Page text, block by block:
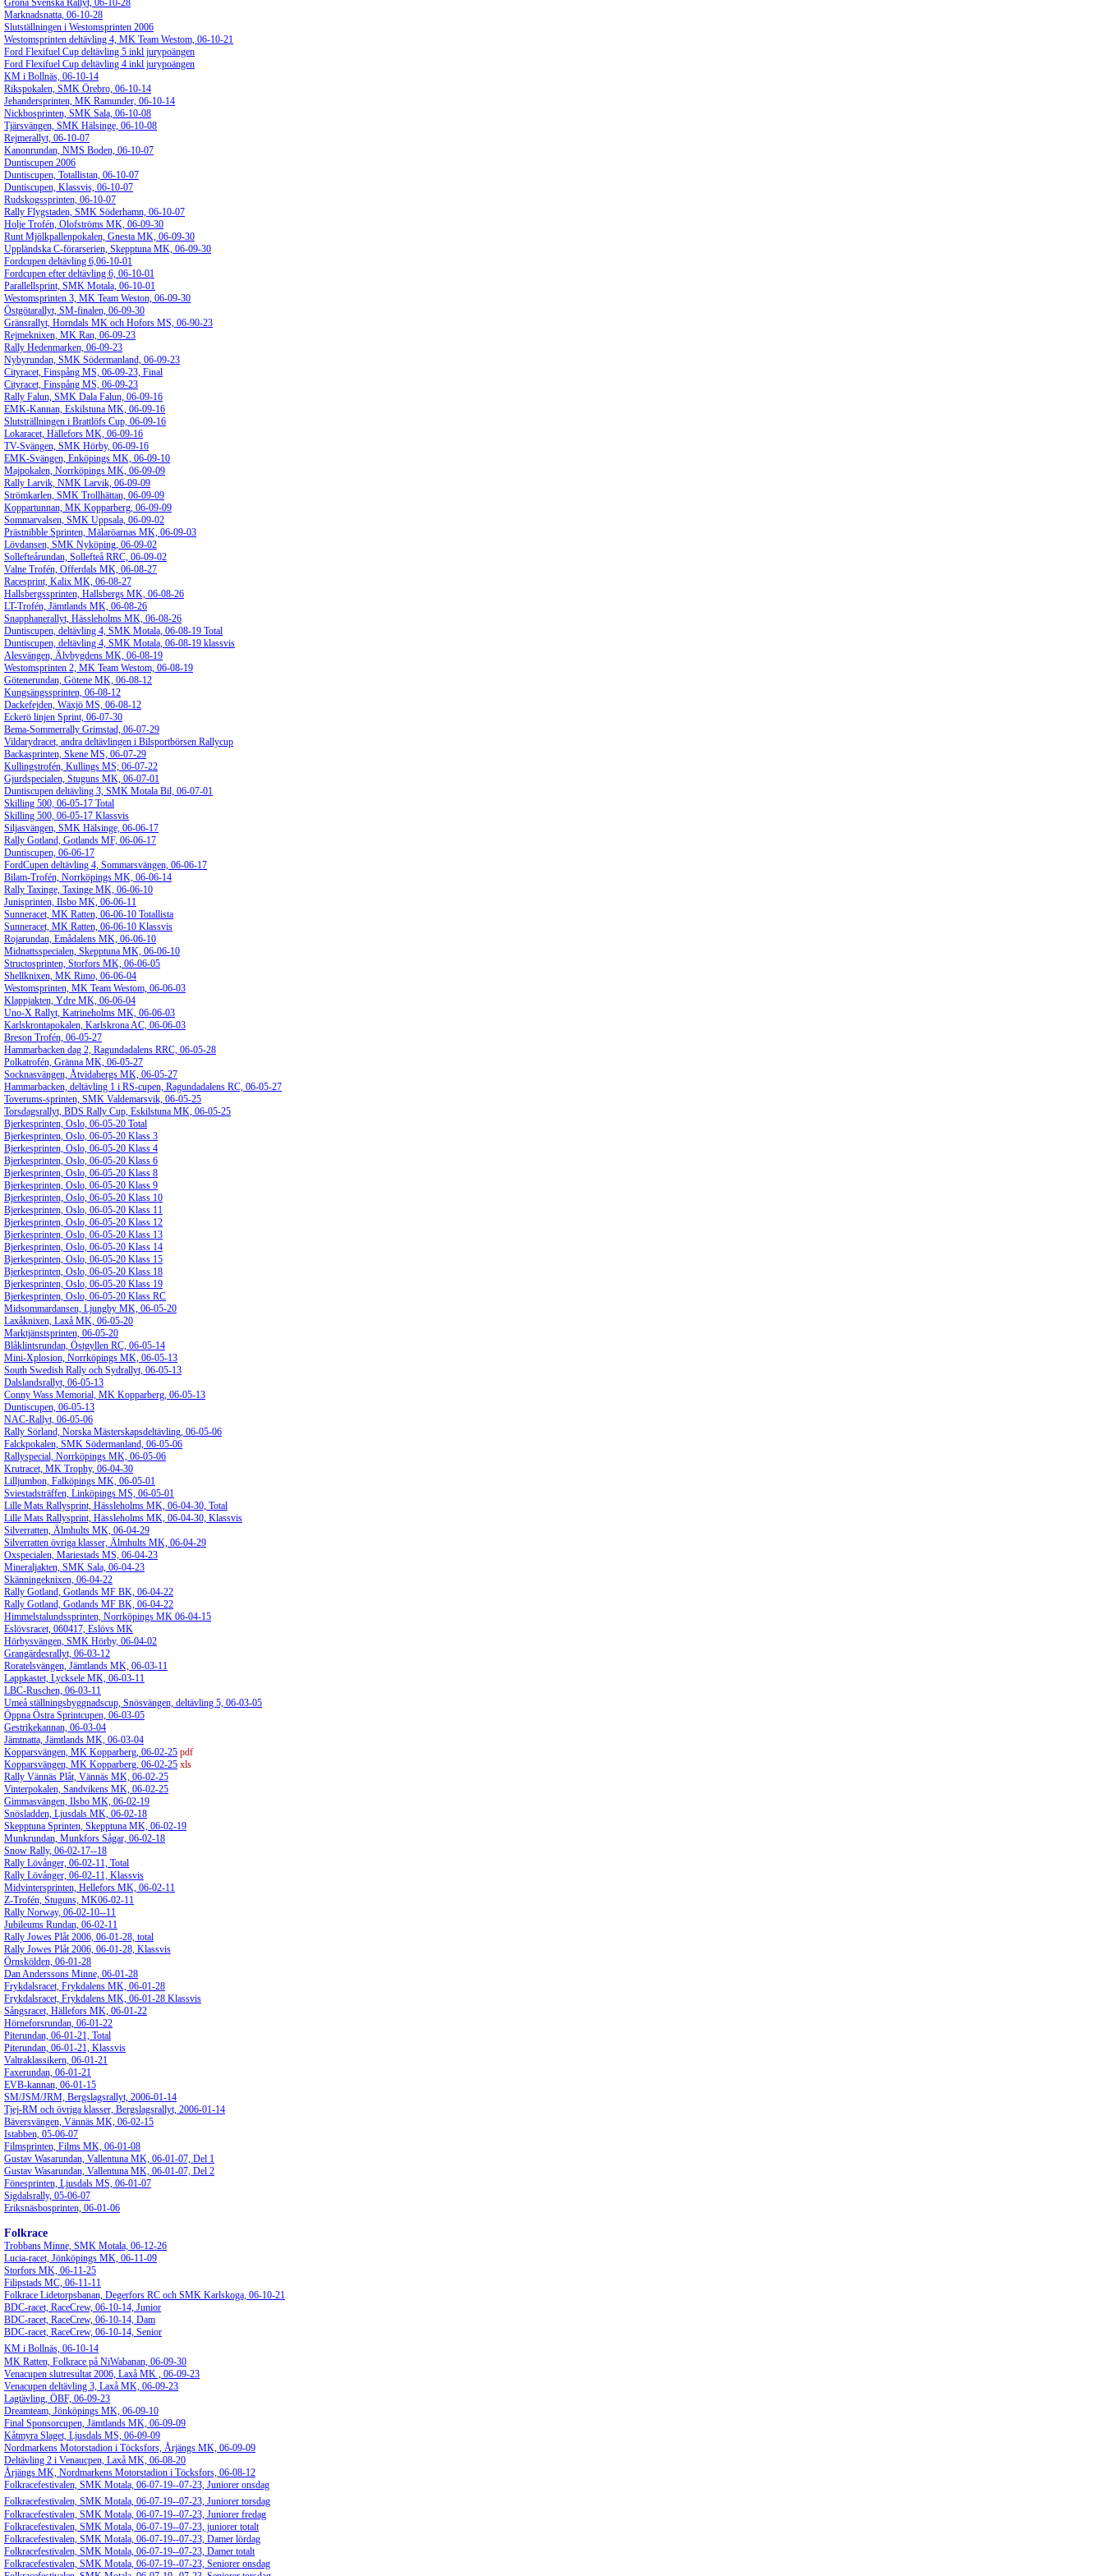
Gröna Svenska Rallyt, 06-10-28
Marknadsnatta, 06-10-28
Slutställningen i Westomsprinten 2006
Westomsprinten deltävling 4, MK Team Westom, 06-10-21
Ford Flexifuel Cup deltävling 5 inkl jurypoängen
Ford Flexifuel Cup deltävling 4 inkl jurypoängen
KM i Bollnäs, 06-10-14
Rikspokalen, SMK Örebro, 06-10-14
Jehandersprinten, MK Ramunder, 06-10-14
Nickbosprinten, SMK Sala, 06-10-08
Tjärsvängen, SMK Hälsinge, 06-10-08
Rejmerallyt, 06-10-07
Kanonrundan, NMS Boden, 06-10-07
Duntiscupen 2006
Duntiscupen, Totallistan, 06-10-07
Duntiscupen, Klassvis, 06-10-07
Rudskogssprinten, 06-10-07
Rally Flygstaden, SMK Söderhamn, 06-10-07
Holje Trofén, Olofströms MK, 06-09-30
Runt Mjölkpallenpokalen, Gnesta MK, 06-09-30
Uppländska C-förarserien, Skepptuna MK, 06-09-30
Fordcupen deltävling 6,06-10-01
Fordcupen efter deltävling 6, 06-10-01
Parallellsprint, SMK Motala, 06-10-01
Westomsprinten 3, MK Team Weston, 06-09-30
Östgötarallyt, SM-finalen, 06-09-30
Gränsrallyt, Horndals MK och Hofors MS, 06-90-23
Rejmeknixen, MK Ran, 06-09-23
Rally Hedenmarken, 06-09-23
Nybyrundan, SMK Södermanland, 06-09-23
Cityracet, Finspång MS, 06-09-23, Final
Cityracet, Finspång MS, 06-09-23
Rally Falun, SMK Dala Falun, 06-09-16
EMK-Kannan, Eskilstuna MK, 06-09-16
Slutsträllningen i Brattlöfs Cup, 06-09-16
Lokaracet, Hällefors MK, 06-09-16
TV-Svängen, SMK Hörby, 06-09-16
EMK-Svängen, Enköpings MK, 06-09-10
Majpokalen, Norrköpings MK, 06-09-09
Rally Larvik, NMK Larvik, 06-09-09
Strömkarlen, SMK Trollhättan, 06-09-09
Koppartunnan, MK Kopparberg, 06-09-09
Sommarvalsen, SMK Uppsala, 06-09-02
Prästnibble Sprinten, Mälaröarnas MK, 06-09-03
Lövdansen, SMK Nyköping, 06-09-02
Sollefteårundan, Sollefteå RRC, 06-09-02
Valne Trofén, Offerdals MK, 06-08-27
Racesprint, Kalix MK, 06-08-27
Hallsbergssprinten, Hallsbergs MK, 06-08-26
LT-Trofén, Jämtlands MK, 06-08-26
Snapphanerallyt, Hässleholms MK, 06-08-26
Duntiscupen, deltävling 4, SMK Motala, 06-08-19 Total
Duntiscupen, deltävling 4, SMK Motala, 06-08-19 klassvis
Alesvängen, Älvbygdens MK, 06-08-19
Westomsprinten 2, MK Team Westom, 06-08-19
Götenerundan, Götene MK, 06-08-12
Kungsängssprinten, 06-08-12
Dackefejden, Wäxjö MS, 06-08-12
Eckerö linjen Sprint, 06-07-30
Bema-Sommerrally Grimstad, 06-07-29
Vildarydracet, andra deltävlingen i Bilsportbörsen Rallycup
Backasprinten, Skene MS, 06-07-29
Kullingstrofén, Kullings MS; 06-07-22
Gjurdspecialen, Stuguns MK, 06-07-01
Duntiscupen deltävling 3, SMK Motala Bil, 06-07-01
Skilling 500, 06-05-17 Total
Skilling 500, 06-05-17 Klassvis
Siljasvängen, SMK Hälsinge, 06-06-17
Rally Gotland, Gotlands MF, 06-06-17
Duntiscupen, 06-06-17
FordCupen deltävling 4, Sommarsvängen, 06-06-17
Bilam-Trofén, Norrköpings MK, 06-06-14
Rally Taxinge, Taxinge MK, 06-06-10
Junisprinten, Ilsbo MK, 06-06-11
Sunneracet, MK Ratten, 06-06-10 Totallista
Sunneracet, MK Ratten, 06-06-10 Klassvis
Rojarundan, Emådalens MK, 06-06-10
Midnattsspecialen, Skepptuna MK, 06-06-10
Structosprinten, Storfors MK, 06-06-05
Shellknixen, MK Rimo, 06-06-04
Westomsprinten, MK Team Westom, 06-06-03
Klappjakten, Ydre MK, 06-06-04
Uno-X Rallyt, Katrineholms MK, 06-06-03
Karlskrontapokalen, Karlskrona AC, 06-06-03
Breson Trofén, 06-05-27
Hammarbacken dag 2, Ragundadalens RRC, 06-05-28
Polkatrofén, Gränna MK, 06-05-27
Socknasvängen, Åtvidabergs MK, 06-05-27
Hammarbacken, deltävling 1 i RS-cupen, Ragundadalens RC, 06-05-27
Toverums-sprinten, SMK Valdemarsvik, 06-05-25
Torsdagsrallyt, BDS Rally Cup, Eskilstuna MK, 06-05-25
Bjerkesprinten, Oslo, 06-05-20 Total
Bjerkesprinten, Oslo, 06-05-20 Klass 3
Bjerkesprinten, Oslo, 06-05-20 Klass 4
Bjerkesprinten, Oslo, 06-05-20 Klass 6
Bjerkesprinten, Oslo, 06-05-20 Klass 8
Bjerkesprinten, Oslo, 06-05-20 Klass 9
Bjerkesprinten, Oslo, 06-05-20 Klass 10
Bjerkesprinten, Oslo, 06-05-20 Klass 11
Bjerkesprinten, Oslo, 06-05-20 Klass 12
Bjerkesprinten, Oslo, 06-05-20 Klass 13
Bjerkesprinten, Oslo, 06-05-20 Klass 14
Bjerkesprinten, Oslo, 06-05-20 Klass 15
Bjerkesprinten, Oslo, 06-05-20 Klass 18
Bjerkesprinten, Oslo, 06-05-20 Klass 19
Bjerkesprinten, Oslo, 06-05-20 Klass RC
Midsommardansen, Ljungby MK, 06-05-20
Laxåknixen, Laxå MK, 06-05-20
Marktjänstsprinten, 06-05-20
Blåklintsrundan, Östgyllen RC, 06-05-14
Mini-Xplosion, Norrköpings MK, 06-05-13
South Swedish Rally och Sydrallyt, 06-05-13
Dalslandsrallyt, 06-05-13
Conny Wass Memorial, MK Kopparberg, 06-05-13
Duntiscupen, 06-05-13
NAC-Rallyt, 06-05-06
Rally Sörland, Norska Mästerskapsdeltävling, 06-05-06
Falckpokalen, SMK Södermanland, 06-05-06
Rallyspecial, Norrköpings MK, 06-05-06
Krutracet, MK Trophy, 06-04-30
Lilljumbon, Falköpings MK, 06-05-01
Sviestadsträffen, Linköpings MS, 06-05-01
Lille Mats Rallysprint, Hässleholms MK, 06-04-30, Total
Lille Mats Rallysprint, Hässleholms MK, 06-04-30, Klassvis
Silverratten, Älmhults MK, 06-04-29
Silverratten övriga klasser, Älmhults MK, 06-04-29
Oxspecialen, Mariestads MS, 06-04-23
Mineraljakten, SMK Sala, 06-04-23
Skänningeknixen, 06-04-22
Rally Gotland, Gotlands MF BK, 06-04-22
Rally Gotland, Gotlands MF BK, 06-04-22
Himmelstalundssprinten, Norrköpings MK 06-04-15
Eslövsracet, 060417, Eslövs MK
Hörbysvängen, SMK Hörby, 06-04-02
Grangärdesrallyt, 06-03-12
Roratelsvängen, Jämtlands MK, 06-03-11
Lappkastet, Lycksele MK, 06-03-11
LBC-Ruschen, 06-03-11
Umeå ställningsbyggnadscup, Snösvängen, deltävling 5, 06-03-05
Öppna Östra Sprintcupen, 06-03-05
Gestrikekannan, 06-03-04
Jämtnatta, Jämtlands MK, 06-03-04
Kopparsvängen, MK Kopparberg, 06-02-25 pdf
Kopparsvängen, MK Kopparberg, 06-02-25 xls
Rally Vännäs Plåt, Vännäs MK, 06-02-25
Vinterpokalen, Sandvikens MK, 06-02-25
Gimmasvängen, Ilsbo MK, 06-02-19
Snösladden, Ljusdals MK, 06-02-18
Skepptuna Sprinten, Skepptuna MK, 06-02-19
Munkrundan, Munkfors Sågar, 06-02-18
Snow Rally, 06-02-17--18
Rally Lövånger, 06-02-11, Total
Rally Lövånger, 06-02-11, Klassvis
Midvintersprinten, Hellefors MK, 06-02-11
Z-Trofén, Stuguns, MK06-02-11
Rally Norway, 06-02-10--11
Jubileums Rundan, 06-02-11
Rally Jowes Plåt 2006, 06-01-28, total
Rally Jowes Plåt 2006, 06-01-28, Klassvis
Örnskölden, 06-01-28
Dan Anderssons Minne, 06-01-28
Frykdalsracet, Frykdalens MK, 06-01-28
Frykdalsracet, Frykdalens MK, 06-01-28 Klassvis
Sångsracet, Hällefors MK, 06-01-22
Hörneforsrundan, 06-01-22
Piterundan, 06-01-21, Total
Piterundan, 06-01-21, Klassvis
Valtraklassikern, 06-01-21
Faxerundan, 06-01-21
EVB-kannan, 06-01-15
SM/JSM/JRM, Bergslagsrallyt, 2006-01-14
Tjej-RM och övriga klasser, Bergslagsrallyt, 2006-01-14
Bäversvängen, Vännäs MK, 06-02-15
Istabben, 05-06-07
Filmsprinten, Films MK, 06-01-08
Gustav Wasarundan, Vallentuna MK, 06-01-07, Del 1
Gustav Wasarundan, Vallentuna MK, 06-01-07, Del 2
Fönesprinten, Ljusdals MS, 06-01-07
Sigdalsrally, 05-06-07
Eriksnäsbosprinten, 06-01-06
Folkrace
Trobbans Minne, SMK Motala, 06-12-26
Lucia-racet, Jönköpings MK, 06-11-09
Storfors MK, 06-11-25
Filipstads MC, 06-11-11
Folkrace Lidetorpsbanan, Degerfors RC och SMK Karlskoga, 06-10-21
BDC-racet, RaceCrew, 06-10-14, Junior
BDC-racet, RaceCrew, 06-10-14, Dam
BDC-racet, RaceCrew, 06-10-14, Senior
KM i Bollnäs, 06-10-14
MK Ratten, Folkrace på NiWabanan, 06-09-30
Venacupen slutresultat 2006, Laxå MK , 06-09-23
Venacupen deltävling 3, Laxå MK, 06-09-23
Lagtävling, ÖBF, 06-09-23
Dreamteam, Jönköpings MK, 06-09-10
Final Sponsorcupen, Jämtlands MK, 06-09-09
Kåtmyra Slaget, Ljusdals MS, 06-09-09
Nordmarkens Motorstadion i Töcksfors, Årjängs MK, 06-09-09
Deltävling 2 i Venaucpen, Laxå MK, 06-08-20
Årjängs MK, Nordmarkens Motorstadion i Töcksfors, 06-08-12
Folkracefestivalen, SMK Motala, 06-07-19--07-23, Juniorer onsdag
Folkracefestivalen, SMK Motala, 06-07-19--07-23, Juniorer torsdag
Folkracefestivalen, SMK Motala, 06-07-19--07-23, Juniorer fredag
Folkracefestivalen, SMK Motala, 06-07-19--07-23, juniorer totalt
Folkracefestivalen, SMK Motala, 06-07-19--07-23, Damer lördag
Folkracefestivalen, SMK Motala, 06-07-19--07-23, Damer totalt
Folkracefestivalen, SMK Motala, 06-07-19--07-23, Seniorer onsdag